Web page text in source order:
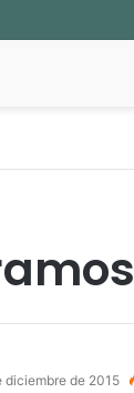
diciembre de 2015